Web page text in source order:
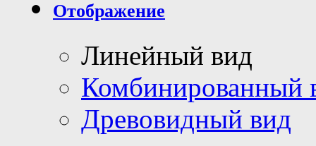
Отображение
Линейный вид
Комбинированный
Древовидный вид